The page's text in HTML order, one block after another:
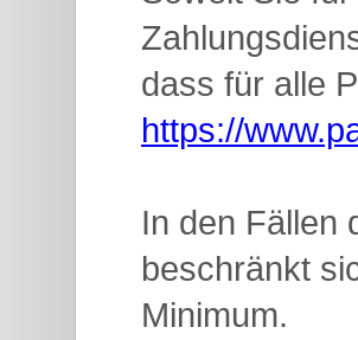
dass für alle
https://
In den Fällen
beschränkt
Minimum.